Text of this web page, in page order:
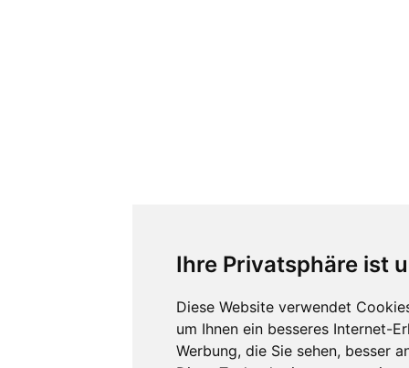
Ihre Privatsphäre ist
Diese Website verwendet
um Ihnen ein besseres Internet-
Werbung, die Sie sehen, besser